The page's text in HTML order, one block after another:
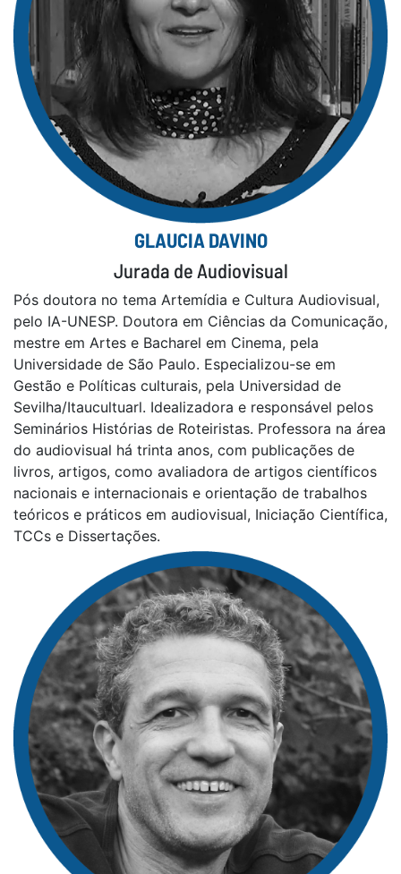
GLAUCIA DAVINO
Jurada de Audiovisual
Pós doutora no tema Artemídia e Cultura Audiovisual,
pelo IA-UNESP. Doutora em Ciências da Comunicação,
mestre em Artes e Bacharel em Cinema, pela
Universidade de São Paulo. Especializou-se em
Gestão e Políticas culturais, pela Universidad de
Sevilha/Itaucultuarl. Idealizadora e responsável pelos
Seminários Histórias de Roteiristas. Professora na área
do audiovisual há trinta anos, com publicações de
livros, artigos, como avaliadora de artigos científicos
nacionais e internacionais e orientação de trabalhos
teóricos e práticos em audiovisual, Iniciação Científica,
TCCs e Dissertações.